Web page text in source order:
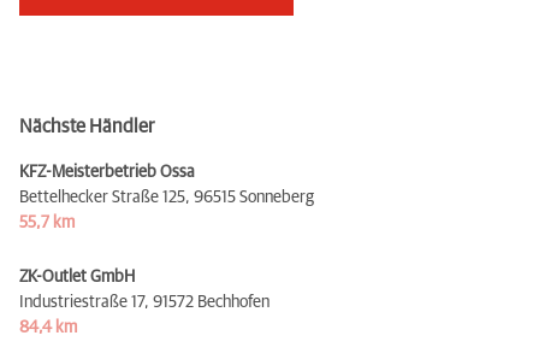
Nächste Händler
KFZ-Meisterbetrieb Ossa
Bettelhecker Straße 125, 96515 Sonneberg
55,7 km
ZK-Outlet GmbH
Industriestraße 17, 91572 Bechhofen
84,4 km